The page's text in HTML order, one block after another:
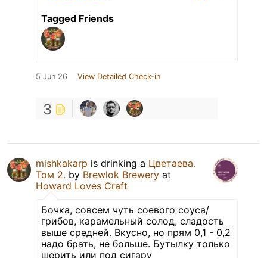
Tagged Friends
5 Jun 26 View Detailed Check-in
3
mishkakarp is drinking a Цветаева.
Том 2. by Brewlok Brewery at
Howard Loves Craft
Бочка, совсем чуть соевого соуса/
грибов, карамельный солод, сладость
выше средней. Вкусно, но прям 0,1 - 0,2
надо брать, не больше. Бутылку только
шерить или под сигару